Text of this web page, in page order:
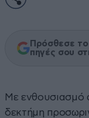
Πρόσθεσε το
πηγές σου
Με ενθουσιασμό
δεκτήμη